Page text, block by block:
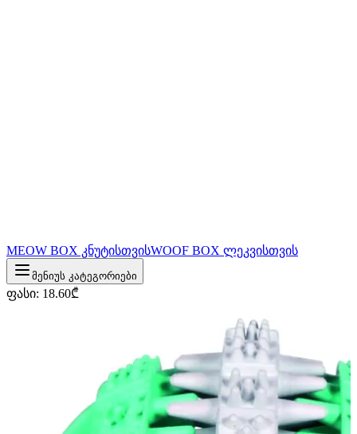
MEOW BOX კნუტისთვისWOOF BOX ლეკვისთვის
მენიუს კატეგორიები
ფასი: 18.60₾